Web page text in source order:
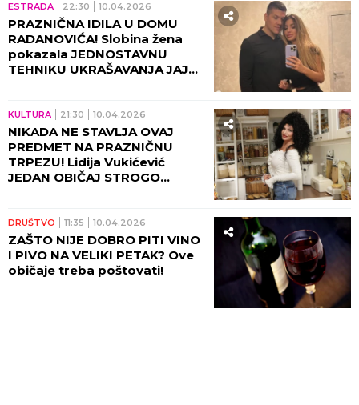
ESTRADA 22:30 10.04.2026
PRAZNIČNA IDILA U DOMU
RADANOVIĆA! Slobina žena
pokazala JEDNOSTAVNU
TEHNIKU UKRAŠAVANJA JAJA,
KULTURA 21:30 10.04.2026
NIKADA NE STAVLJA OVAJ
PREDMET NA PRAZNIČNU
TRPEZU! Lidija Vukićević
JEDAN OBIČAJ STROGO
DRUŠTVO 11:35 10.04.2026
ZAŠTO NIJE DOBRO PITI VINO
I PIVO NA VELIKI PETAK? Ove
običaje treba poštovati!